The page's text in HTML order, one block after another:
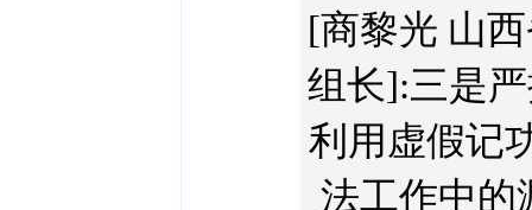
[商黎光 山
组长]:三是
利用虚假记
法工作中的